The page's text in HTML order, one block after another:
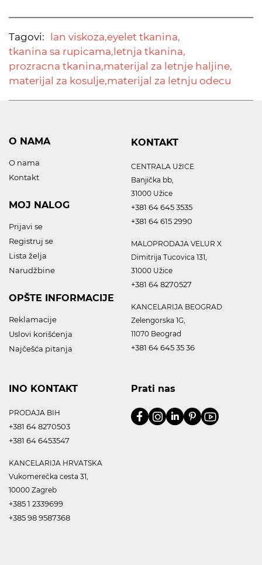
Tagovi: lan viskoza,eyelet tkanina,
tkanina sa rupicama, letnja tkanina,
prozracna tkanina,materijal za letnje haljine,
materijal za kosulje,materijal za letnju odecu
O NAMA
O nama
Kontakt
MOJ NALOG
Prijavi se
Registruj se
Lista želja
Narudžbine
OPŠTE INFORMACIJE
Reklamacije
Uslovi korišćenja
Najčešća pitanja
KONTAKT
CENTRALA UžICE
Banjička bb,
31000 Užice
+381 64 645 3535
+381 64 615 2990
MALOPRODAJA VELUR X
Dimitrija Tucovica 131,
31000 Užice
+381 64 8270527
KANCELARIJA BEOGRAD
Zelengorska 1G,
11070 Beograd
+381 64 645 35 36
INO KONTAKT
PRODAJA BIH
+381 64 8270503
+381 64 6453547
KANCELARIJA HRVATSKA
Vukomerečka cesta 31,
10000 Zagreb
+385 1 2339699
+385 98 9587368
Prati nas